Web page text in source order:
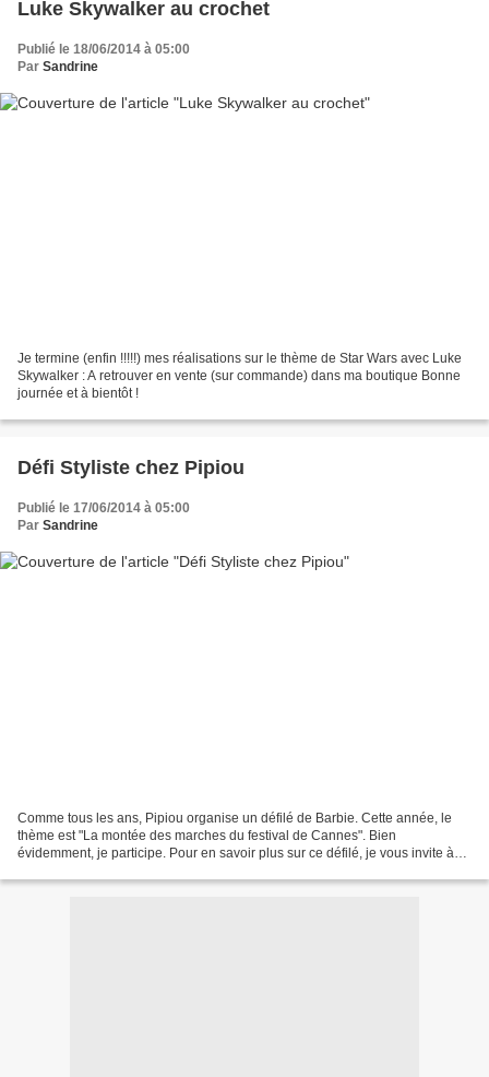
Luke Skywalker au crochet
Publié le 18/06/2014 à 05:00
Par Sandrine
Je termine (enfin !!!!!) mes réalisations sur le thème de Star Wars avec Luke
Skywalker : A retrouver en vente (sur commande) dans ma boutique Bonne
journée et à bientôt !
Défi Styliste chez Pipiou
Publié le 17/06/2014 à 05:00
Par Sandrine
Comme tous les ans, Pipiou organise un défilé de Barbie. Cette année, le
thème est "La montée des marches du festival de Cannes". Bien
évidemment, je participe. Pour en savoir plus sur ce défilé, je vous invite à